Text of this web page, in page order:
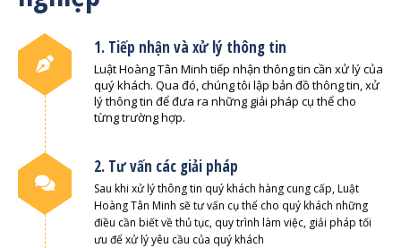
1. Tiếp nhận và xử lý thông tin
Luật Hoàng Tân Minh tiếp nhận thông tin cần xử lý của
quý khách. Qua đó, chúng tôi lập bản đồ thông tin, xử
lý thông tin để đưa ra những giải pháp cụ thể cho
từng trường hợp.
2. Tư vấn các giải pháp
Sau khi xử lý thông tin quý khách hàng cung cấp, Luật
Hoàng Tân Minh sẽ tư vấn cụ thể cho quý khách những
điều cần biết về thủ tục, quy trình làm việc, giải pháp tối
ưu để xử lý yêu cầu của quý khách